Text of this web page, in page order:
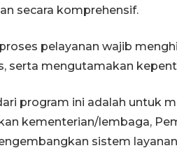
secara komprehensif.
pelayanan wajib
serta mengutamakan
program ini adalah untuk
kementerian/lembaga,
sistem